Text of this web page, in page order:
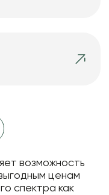
возможность
ценам
спектра как